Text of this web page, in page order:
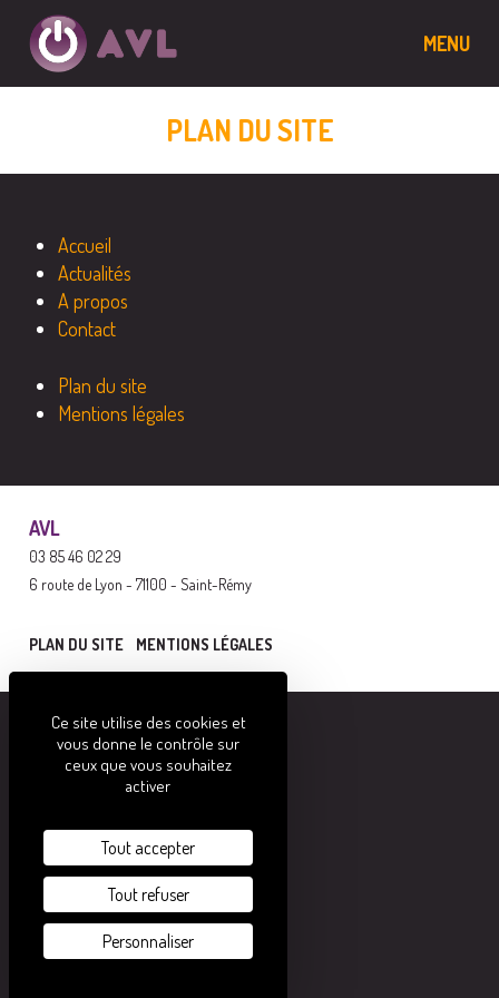
MENU
PLAN DU SITE
Accueil
Actualités
A propos
Contact
Plan du site
Mentions légales
AVL
03 85 46 02 29
6 route de Lyon - 71100 - Saint-Rémy
PLAN DU SITE MENTIONS LÉGALES
Panneau de gestion des cookies
Ce site utilise des cookies et
vous donne le contrôle sur
ceux que vous souhaitez
activer
Tout accepter
Tout refuser
Personnaliser